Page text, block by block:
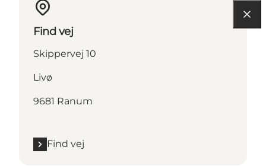
Find vej
Skippervej 10
Livø
9681 Ranum
Find vej